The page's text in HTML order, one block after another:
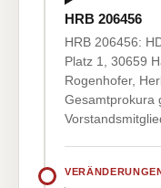
HRB 206456
HRB 206456:
Platz 1, 30659
Rogenhofer,
Gesamtprokura